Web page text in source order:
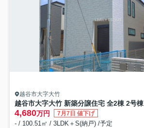
越谷市大字大竹
越谷市大字大竹 新築分譲住宅 全2棟 2号棟
4,680万円 7月7日 値下げ
- / 100.51㎡ / 3LDK＋S(納戸) /予定